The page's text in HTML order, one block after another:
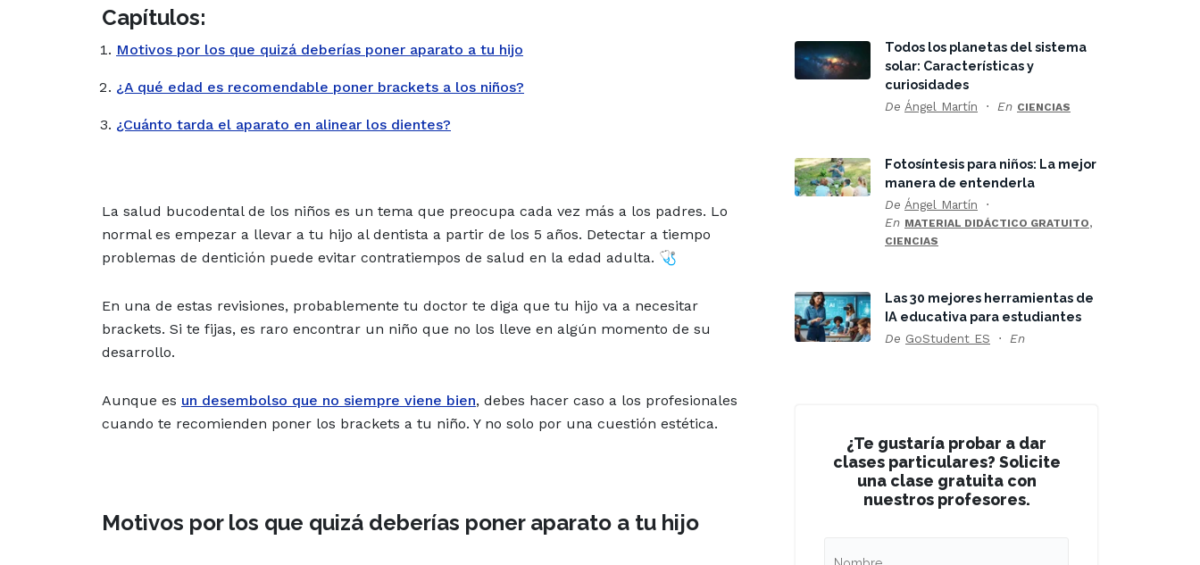
Capítulos:
Motivos por los que quizá deberías poner aparato a tu hijo
¿A qué edad es recomendable poner brackets a los niños?
¿Cuánto tarda el aparato en alinear los dientes?
La salud bucodental de los niños es un tema que preocupa cada vez más a los padres. Lo
normal es empezar a llevar a tu hijo al dentista a partir de los 5 años. Detectar a tiempo
problemas de dentición puede evitar contratiempos de salud en la edad adulta. 🩺
En una de estas revisiones, probablemente tu doctor te diga que tu hijo va a necesitar
brackets. Si te fijas, es raro encontrar un niño que no los lleve en algún momento de su
desarrollo.
Aunque es un desembolso que no siempre viene bien, debes hacer caso a los profesionales
cuando te recomienden poner los brackets a tu niño. Y no solo por una cuestión estética.
Motivos por los que quizá deberías poner aparato a tu hijo
Todos los planetas del sistema
solar: Características y
curiosidades
De Ángel Martín En CIENCIAS
Fotosíntesis para niños: La mejor
manera de entenderla
De Ángel Martín
En MATERIAL DIDÁCTICO GRATUITO,
CIENCIAS
Las 30 mejores herramientas de
IA educativa para estudiantes
De GoStudent ES En
¿Te gustaría probar a dar
clases particulares? Solicite
una clase gratuita con
nuestros profesores.